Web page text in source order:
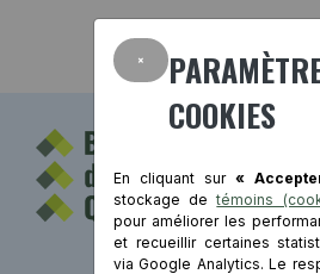
×
COOKIES
En cliquant sur «
stockage detémoins
pour améliorer les
et recueillir certaines
via Google Analytics. Le